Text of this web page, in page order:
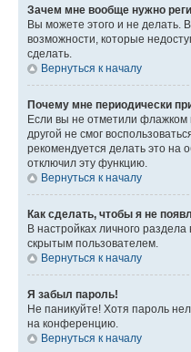
Зачем мне вообще нужно
Вы можете этого и не делать.
возможности, которые
сделать.
Вернуться к началу
Почему мне периодически
Если вы не отметили флажком
другой не смог
рекомендуется делать это на
отключил эту функцию.
Вернуться к началу
Как сделать, чтобы я не
В настройках личного
скрытым пользователем.
Вернуться к началу
Я забыл пароль!
Не паникуйте! Хотя пароль
на конференцию.
Вернуться к началу